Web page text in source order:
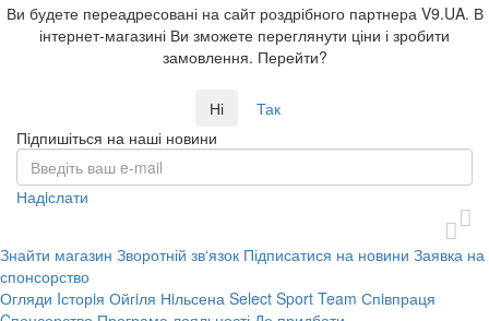
Ви будете переадресовані на сайт роздрібного партнера V9.UA. В
інтернет-магазині Ви зможете переглянути ціни і зробити
замовлення. Перейти?
Ні
Так
Підпишіться на наші новини
Надiслати
Знайти магазин Зворотній зв‘язок Підписатися на новини Заявка на
спонсорство
Огляди Iсторiя Ойгiля Нiльсена Select Sport Team Спiвпраця